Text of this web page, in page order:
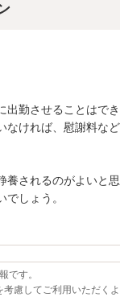
勤させることはでき
なければ、慰謝料な
されるのがよいと思
しょう。
です。
慮してご利用いただく